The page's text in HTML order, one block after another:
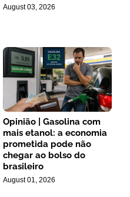
August 03, 2026
Opinião | Gasolina com
mais etanol: a economia
prometida pode não
chegar ao bolso do
brasileiro
August 01, 2026